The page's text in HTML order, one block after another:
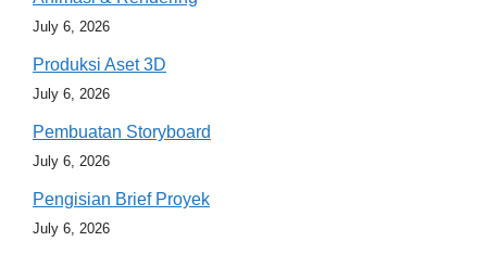
July 6, 2026
Produksi Aset 3D
July 6, 2026
Pembuatan Storyboard
July 6, 2026
Pengisian Brief Proyek
July 6, 2026